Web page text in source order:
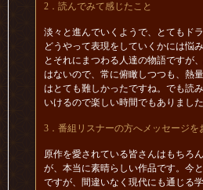
2．読んでみて感じたこと
淡々と進んでいくようで、とてもド
どうやって表現をしていくかには悩
とそれにまつわる人達の物語ですが
はないので、常に俯瞰しつつも、熱
はとても難しかったですね。でも読
いけるので楽しい時間でもありました
3．番組リスナーの方へメッセージを
原作を愛されている皆さんはもちろ
が、本当に素晴らしい作品です。今
ですが、間違いなく現代にも通じる